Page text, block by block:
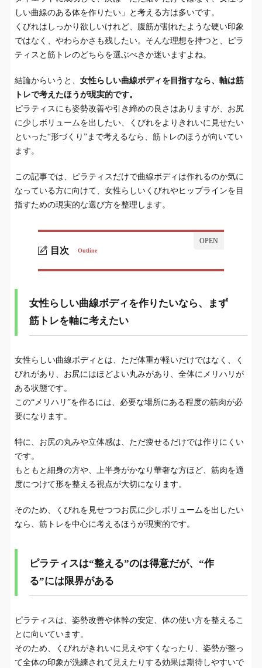
しい曲線のある体を作りたい」と考える方は多いです。
くびれはしっかり欲しいけれど、腹筋が割れたような硬い印象
ではなく、やわらかさも残したい。そんな理想を持つと、ピラ
ティスと筋トレのどちらを選ぶべきか迷いますよね。
結論からいうと、女性らしい曲線ボディを目指すなら、軸は筋
トレで考えたほうが現実的です。
ピラティスにも姿勢改善や引き締めの良さはありますが、お尻
に少しボリュームを出したい、くびれをよりきれいに見せたい
といった“形づくり”まで考えるなら、筋トレのほうが向いてい
ます。
この記事では、ピラティスだけで曲線ボディは作れるのか気に
なっている方に向けて、女性らしいくびれやヒップラインを目
指すための現実的な選び方を整理します。
目次 Outline
1.
ピラティスは“整える”のは得意だが、“作る”に
は限界がある
で大きくない
4.
くびれとお尻を作りたいなら、重点は下半身と
体幹
い
6.
体脂肪率は低すぎると“やわらかさ”が出にくい
こともある
7.
細身の人ほど“減らす”より“足す”発想が大切
女性らしい曲線ボディを作りたいなら、まず
筋トレを軸に考えたい
女性らしい曲線ボディとは、ただ体重が軽いだけではなく、く
びれがあり、お尻にはほどよい丸みがあり、全体にメリハリが
ある状態です。
この“メリハリ”を作るには、必要な場所にある程度の筋肉が必
要になります。
特に、お尻の丸みや立体感は、ただ痩せるだけでは作りにくい
です。
もともと細身の方や、上半身がかなり華奢な方ほど、筋肉を適
度につけて形を整える視点が大切になります。
そのため、くびれを見せつつお尻に少しボリュームを出したい
なら、筋トレを中心に考えるほうが現実的です。
ピラティスは“整える”のは得意だが、“作
る”には限界がある
ピラティスは、姿勢改善や体幹の安定、体の使い方を整えるこ
とに向いています。
そのため、くびれがきれいに見えやすくなったり、姿勢が整っ
て全体の印象が洗練されて見えたりする効果は期待しやすいで